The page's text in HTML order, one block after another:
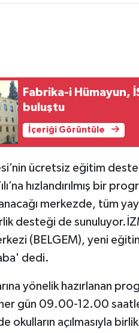
Fabrika-i Hümayun,
buluştu
İçeriği Görüntüle
ücretsiz eğitim
hızlandırılmış bir
merkezde, tüm
desteği de
(BELGEM), yeni
dedi.
yönelik hazırlanan
gün 09.00-12.00
okulların açılmasıyla